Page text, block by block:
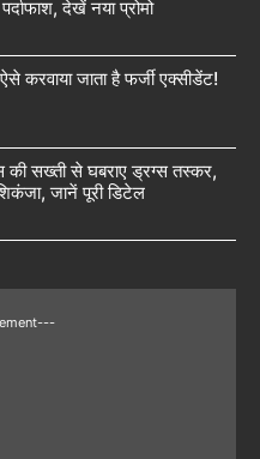
देखें नया प्रोमो
जाता है फर्जी एक्सीडेंट!
सख्ती से घबराए ड्रग्स तस्कर,
जानें पूरी डिटेल